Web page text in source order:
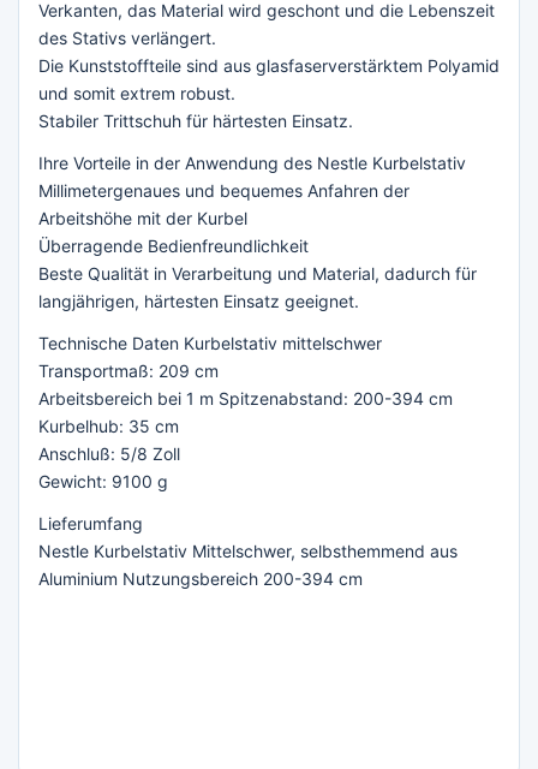
Verkanten, das Material wird geschont und die Lebenszeit
des Stativs verlängert.
Die Kunststoffteile sind aus glasfaserverstärktem Polyamid
und somit extrem robust.
Stabiler Trittschuh für härtesten Einsatz.
Ihre Vorteile in der Anwendung des Nestle Kurbelstativ
Millimetergenaues und bequemes Anfahren der
Arbeitshöhe mit der Kurbel
Überragende Bedienfreundlichkeit
Beste Qualität in Verarbeitung und Material, dadurch für
langjährigen, härtesten Einsatz geeignet.
Technische Daten Kurbelstativ mittelschwer
Transportmaß: 209 cm
Arbeitsbereich bei 1 m Spitzenabstand: 200-394 cm
Kurbelhub: 35 cm
Anschluß: 5/8 Zoll
Gewicht: 9100 g
Lieferumfang
Nestle Kurbelstativ Mittelschwer, selbsthemmend aus
Aluminium Nutzungsbereich 200-394 cm